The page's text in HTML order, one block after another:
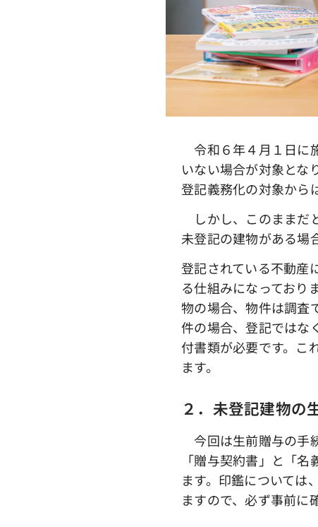
令和６年４月１日に
いない場合が対象とな
登記義務化の対象から
しかし、このままだ
未登記の建物がある場
登記されている不動産
る仕組みになっており
物の場合、物件は調査
件の場合、登記ではな
付書類が必要です。こ
ます。
２．未登記建物の
今回は生前贈与の手
「贈与契約書」と「
ます。印鑑については
ますので、必ず事前に